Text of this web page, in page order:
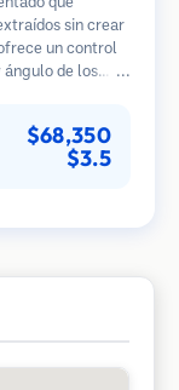
que
sin crear
un control
ángulo de los
$68,350
$3.5